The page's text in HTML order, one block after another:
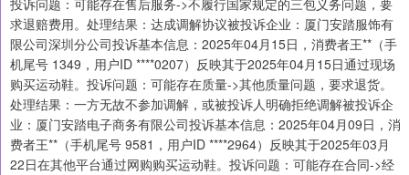
投诉问题：可能存在售后服务->不履行国家规定的三包义务问题，要
求退赔费用。处理结果：达成调解协议被投诉企业：厦门安踏服饰有
限公司深圳分公司投诉基本信息：2025年04月15日，消费者王**（手
机尾号 1349，用户ID ****0207）反映其于2025年04月15日通过现场
购买运动鞋。投诉问题：可能存在质量->其他质量问题，要求退货。
处理结果：一方无故不参加调解，或被投诉人明确拒绝调解被投诉企
业：厦门安踏电子商务有限公司投诉基本信息：2025年04月09日，消
费者王**（手机尾号 9581，用户ID ****2964）反映其于2025年03月
22日在其他平台通过网购购买运动鞋。投诉问题：可能存在合同->经